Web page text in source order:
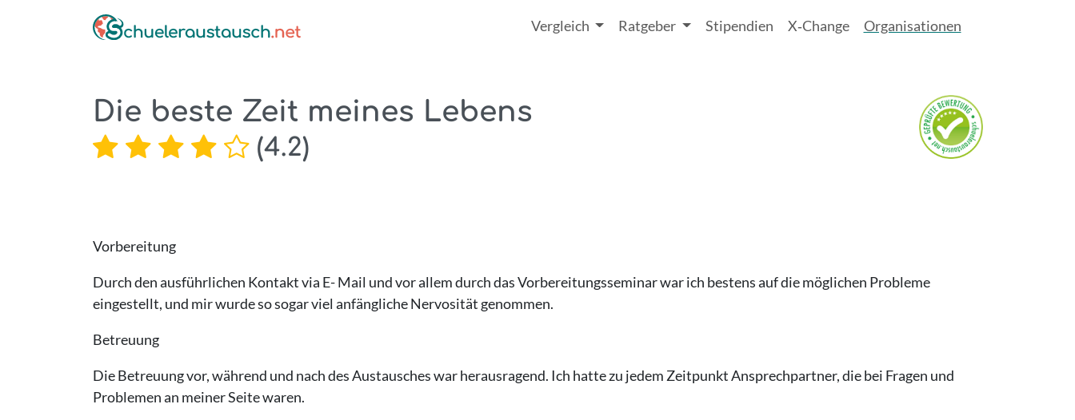
Vergleich Ratgeber Stipendien X‑Change Organisationen
Die beste Zeit meines Lebens
(4.2)
Vorbereitung
Durch den ausführlichen Kontakt via E- Mail und vor allem durch das Vorbereitungsseminar war ich bestens auf die möglichen Probleme
eingestellt, und mir wurde so sogar viel anfängliche Nervosität genommen.
Betreuung
Die Betreuung vor, während und nach des Austausches war herausragend. Ich hatte zu jedem Zeitpunkt Ansprechpartner, die bei Fragen und
Problemen an meiner Seite waren.